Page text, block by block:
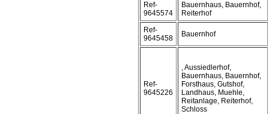
Ref-
9645574
Bauernhaus, Bauernhof,
Reiterhof
Ref-
9645458
Bauernhof
Ref-
9645226
, Aussiedlerhof,
Bauernhaus, Bauernhof,
Forsthaus, Gutshof,
Landhaus, Muehle,
Reitanlage, Reiterhof,
Schloss